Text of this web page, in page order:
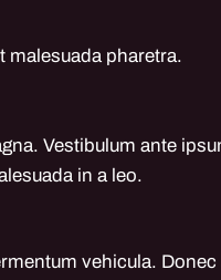
malesuada pharetra.
Vestibulum ante
in a leo.
vehicula.